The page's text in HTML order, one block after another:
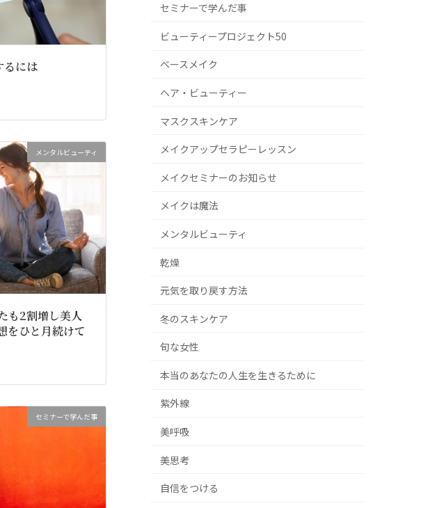
るには
メンタルビューティ
も2割増し美人
をひと月続けて
セミナーで学んだ事
セミナーで学んだ事
ビューティープロジェクト50
ベースメイク
ヘア・ビューティー
マスクスキンケア
メイクアップセラピーレッスン
メイクセミナーのお知らせ
メイクは魔法
メンタルビューティ
乾燥
元気を取り戻す方法
冬のスキンケア
旬な女性
本当のあなたの人生を生きるために
紫外線
美呼吸
美思考
自信をつける